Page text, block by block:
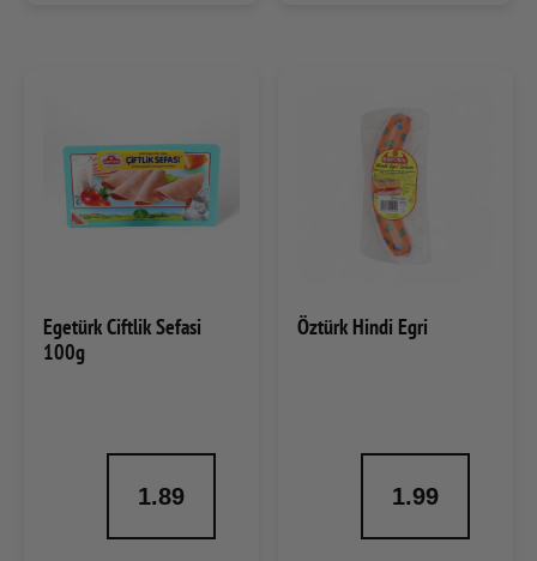
Egetürk Ciftlik Sefasi
100g
1.89
Öztürk Hindi Egri
1.99